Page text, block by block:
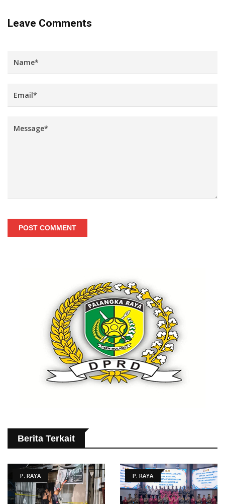
Leave Comments
POST COMMENT
Berita Terkait
P. RAYA P. RAYA